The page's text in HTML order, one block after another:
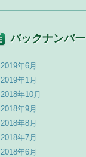
バックナンバー
2019年6月
2019年1月
2018年10月
2018年9月
2018年8月
2018年7月
2018年6月